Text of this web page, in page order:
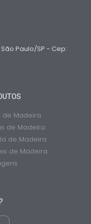
Paulo/SP - Cep:
de Madeira
de Madeira
de Madeira
de Madeira